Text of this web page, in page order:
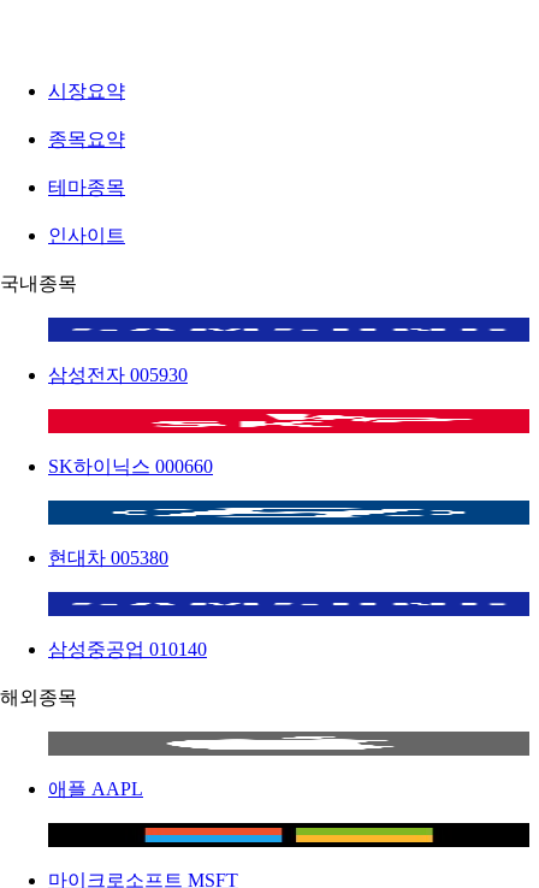
시장요약
종목요약
테마종목
인사이트
국내종목
삼성전자 005930
SK하이닉스 000660
현대차 005380
삼성중공업 010140
해외종목
애플 AAPL
마이크로소프트 MSFT